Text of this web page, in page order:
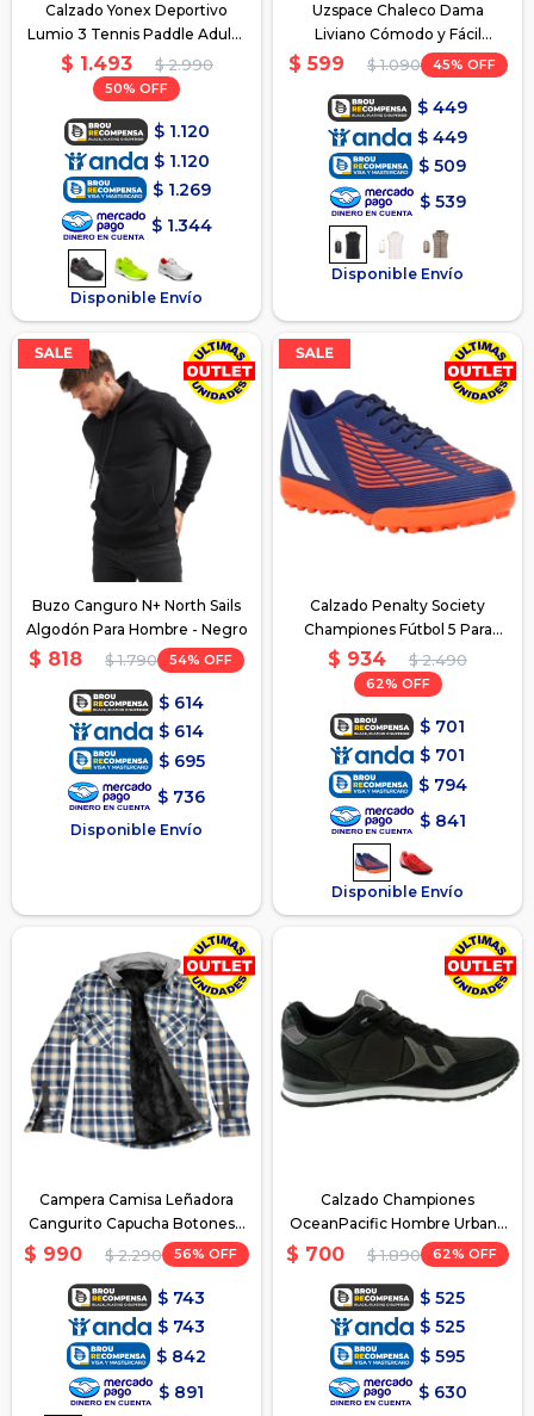
Calzado Yonex Deportivo
Lumio 3 Tennis Paddle Adulto
- Gris
$ 1.493 $ 2.990
50
$ 1.120
$ 1.120
$ 1.269
$ 1.344
Disponible Envío
Uzspace Chaleco Dama
Liviano Cómodo y Fácil
Guardado - Negro
$ 599 $ 1.090 45
$ 449
$ 449
$ 509
$ 539
Disponible Envío
Buzo Canguro N+ North Sails
Algodón Para Hombre - Negro
$ 818 $ 1.790 54
$ 614
$ 614
$ 695
$ 736
Disponible Envío
Calzado Penalty Society
Championes Fútbol 5 Para
Niños - Azul
$ 934 $ 2.490
62
$ 701
$ 701
$ 794
$ 841
Disponible Envío
Campera Camisa Leñadora
Cangurito Capucha Botones -
Verde
$ 990 $ 2.290 56
$ 743
$ 743
$ 842
$ 891
Calzado Championes
OceanPacific Hombre Urbano
Casual - Negro
$ 700 $ 1.890 62
$ 525
$ 525
$ 595
$ 630